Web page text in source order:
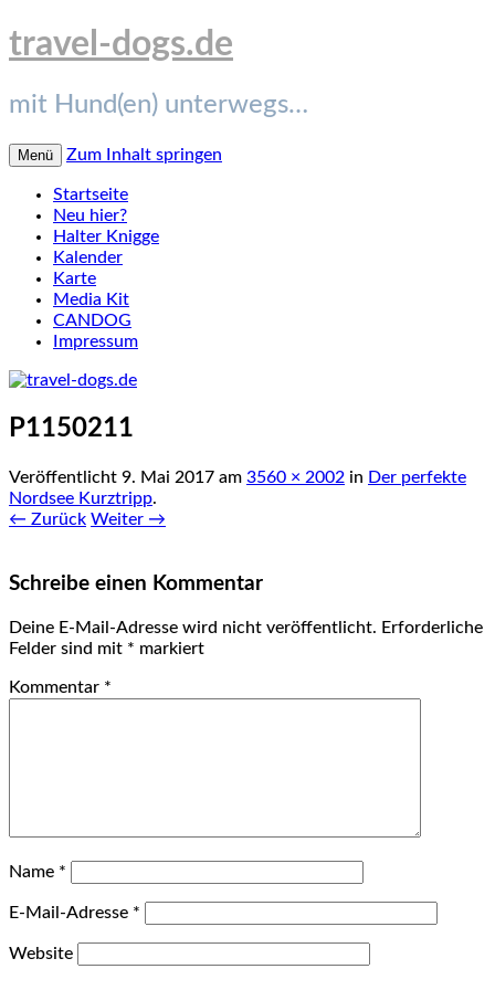
travel-dogs.de
mit Hund(en) unterwegs…
Menü Zum Inhalt springen
Startseite
Neu hier?
Halter Knigge
Kalender
Karte
Media Kit
CANDOG
Impressum
P1150211
Veröffentlicht 9. Mai 2017 am 3560 × 2002 in Der perfekte
Nordsee Kurztripp.
← Zurück Weiter →
Schreibe einen Kommentar
Deine E-Mail-Adresse wird nicht veröffentlicht. Erforderliche
Felder sind mit * markiert
Kommentar *
Name *
E-Mail-Adresse *
Website